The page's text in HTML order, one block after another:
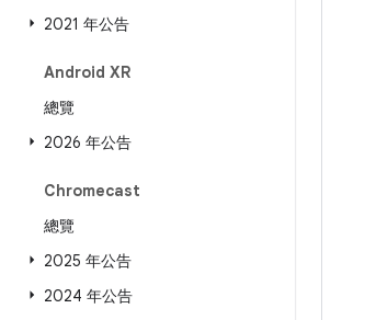
2021 年公告
Android XR
總覽
2026 年公告
Chromecast
總覽
2025 年公告
2024 年公告